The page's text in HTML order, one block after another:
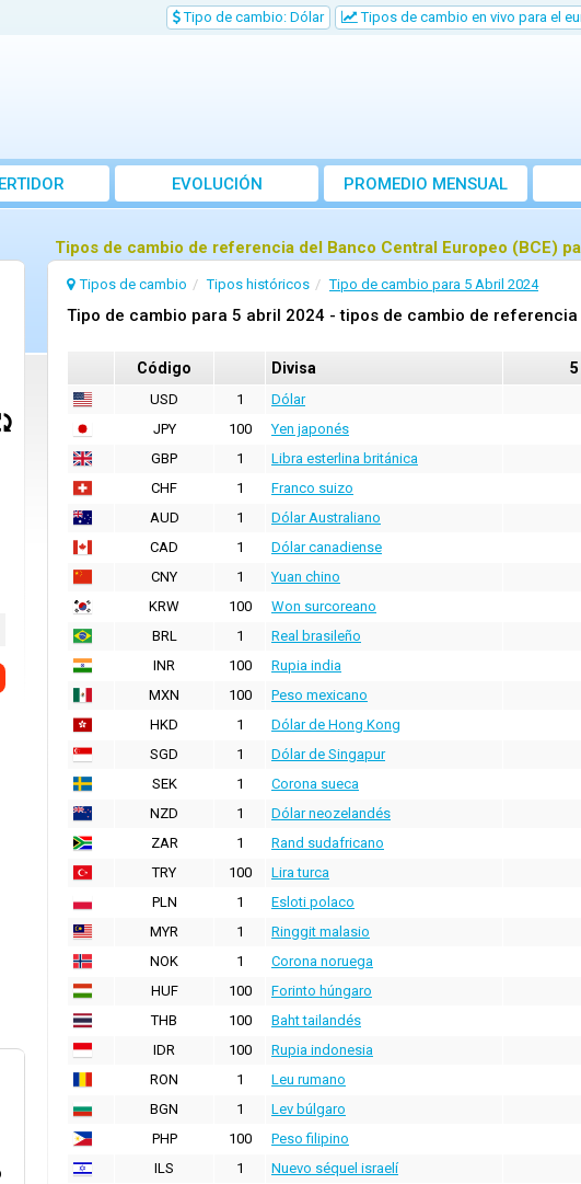
Tipo de cambio: Dólar Tipos de cambio en vivo para el
EVOLUCIÓN PROMEDIO MENSUAL
Tipos de cambio de referencia del Banco Central Europeo (BCE)
Tipos de cambio Tipos históricos Tipo de cambio para 5 Abril 2024
Tipo de cambio para 5 abril 2024 - tipos de cambio de referencia
Código Divisa
USD 1 Dólar
JPY
100 Yen japonés
GBP
1 Libra esterlina británica
CHF
1 Franco suizo
AUD
1 Dólar Australiano
CAD
1 Dólar canadiense
CNY
1 Yuan chino
KRW
100 Won surcoreano
BRL
1 Real brasileño
INR
100 Rupia india
MXN
100 Peso mexicano
HKD
1 Dólar de Hong Kong
SGD
1 Dólar de Singapur
SEK
1 Corona sueca
NZD
1 Dólar neozelandés
ZAR
1 Rand sudafricano
TRY
100 Lira turca
PLN
1 Esloti polaco
MYR
1 Ringgit malasio
NOK
1 Corona noruega
HUF
100 Forinto húngaro
THB
100 Baht tailandés
IDR
100 Rupia indonesia
RON
1 Leu rumano
BGN
1 Lev búlgaro
PHP
100 Peso filipino
ILS
1 Nuevo séquel israelí